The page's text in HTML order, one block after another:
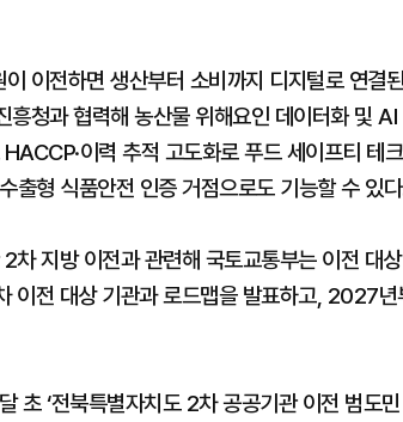
이 이전하면 생산부터 소비까지 디지털로 연결
흥청과 협력해 농산물 위해요인 데이터화 및
HACCP·이력 추적 고도화로 푸드 세이프티 테
출형 식품안전 인증 거점으로도 기능할 수 있
차 지방 이전과 관련해 국토교통부는 이전 대
이전 대상 기관과 로드맵을 발표하고, 2027
초 ‘전북특별자치도 2차 공공기관 이전 범도